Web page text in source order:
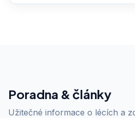
Poradna & články
Užitečné informace o lécích a